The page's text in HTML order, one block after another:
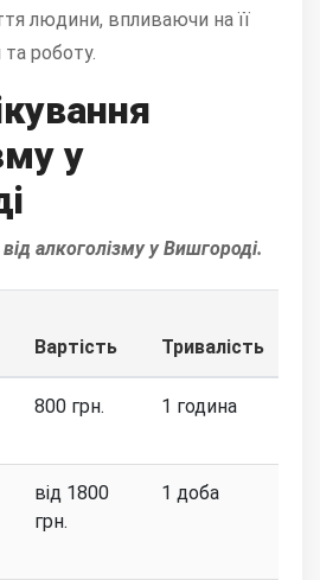
людини, впливаючи на її
роботу.
у
алкоголізму у Вишгороді.
Вартість Тривалість
800 грн. 1 година
від 1800
грн.
1 доба